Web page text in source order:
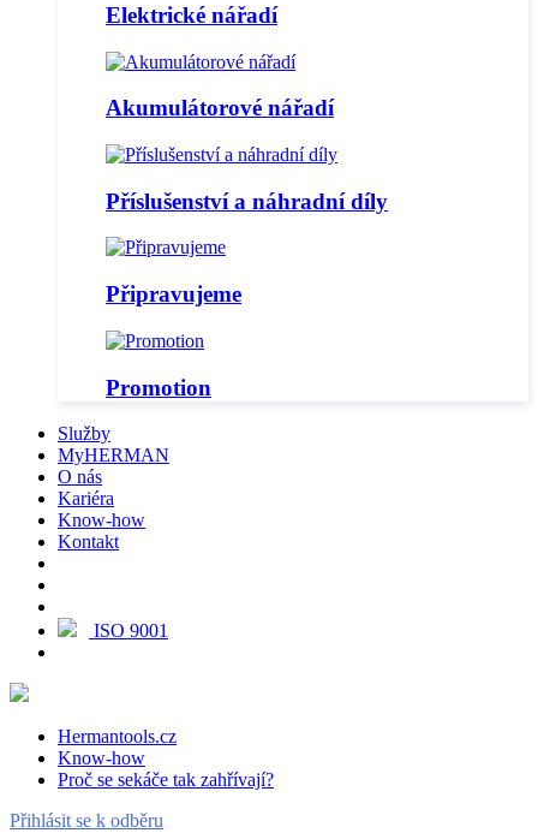
Elektrické nářadí
Akumulátorové nářadí
Příslušenství a náhradní díly
Připravujeme
Promotion
Služby
MyHERMAN
O nás
Kariéra
Know-how
Kontakt
ISO 9001
Hermantools.cz
Know-how
Proč se sekáče tak zahřívají?
Přihlásit se k odběru